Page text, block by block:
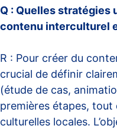
Q : Quelles stratégies
contenu interculturel
R : Pour créer du
crucial de définir
(étude de cas,
premières étapes,
culturelles locales.